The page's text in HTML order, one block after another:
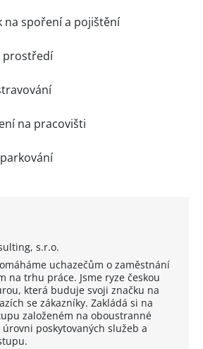
uchazečům o zaměstnání
na trhu práce. Jsme ryze českou
která buduje svoji značku na
se zákazníky. Zakládá si na
založeném na oboustranné
poskytovaných služeb a
na spoření a pojištění
prostředí
na pracovišti